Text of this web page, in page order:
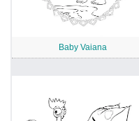
Baby Vaiana